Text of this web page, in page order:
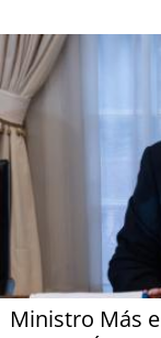
soy
coronel
arauco
temuco
valdivia
Ministro Más